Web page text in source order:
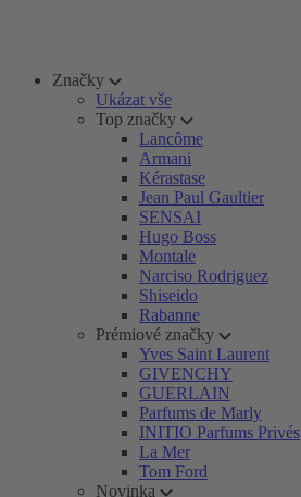
Značky
Ukázat vše
Top značky
Lancôme
Armani
Kérastase
Jean Paul Gaultier
SENSAI
Hugo Boss
Montale
Narciso Rodriguez
Shiseido
Rabanne
Prémiové značky
Yves Saint Laurent
GIVENCHY
GUERLAIN
Parfums de Marly
INITIO Parfums Privés
La Mer
Tom Ford
Novinka